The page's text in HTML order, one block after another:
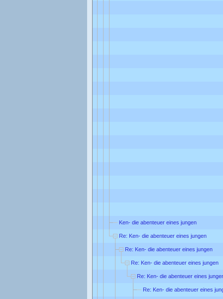
Ken- die abenteuer eines jungen
Re: Ken- die abenteuer eines jungen
Re: Ken- die abenteuer eines jungen
Re: Ken- die abenteuer eines jungen
Re: Ken- die abenteuer eines
Re: Ken- die abenteuer eines